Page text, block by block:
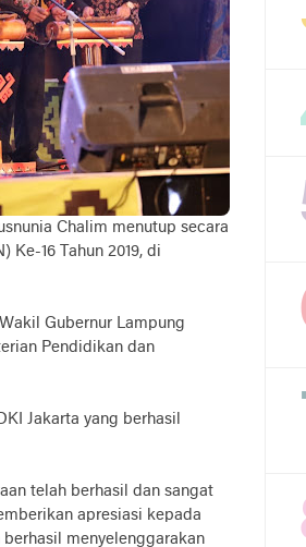
Chalim menutup secara
Ke-16 Tahun 2019, di
Gubernur Lampung
Pendidikan dan
Jakarta yang berhasil
telah berhasil dan sangat
apresiasi kepada
menyelenggarakan